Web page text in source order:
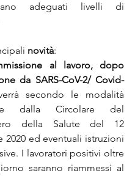
adeguati livelli di
novità:
al lavoro, dopo
da SARS-CoV-2/ Covid-
secondo le modalità
dalla Circolare del
della Salute del 12
2020 ed eventuali istruzioni
I lavoratori positivi oltre
saranno riammessi al